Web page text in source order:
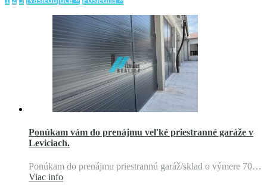
Ponúkam vám do prenájmu veľké priestranné garáže v
Leviciach.
Ponúkam do prenájmu priestrannú garáž/sklad o výmere 70…
Viac info